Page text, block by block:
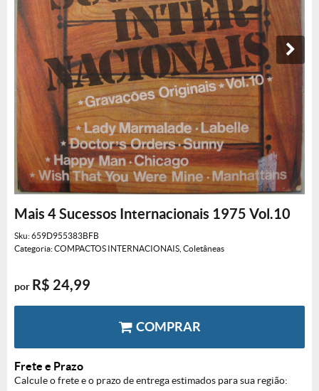
Mais 4 Sucessos Internacionais 1975 Vol.10
Sku:659D955383BFB
Categoria:COMPACTOS INTERNACIONAIS Coletâneas
por R$ 24,99
COMPRAR
Frete e Prazo
Calcule o frete e o prazo de entrega estimados para sua região: